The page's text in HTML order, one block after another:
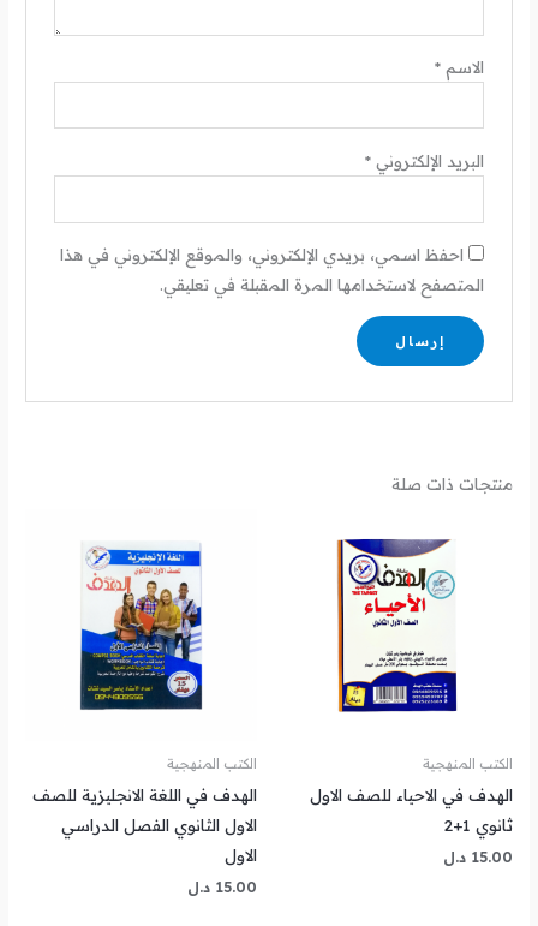
الاسم *
البريد الإلكتروني *
احفظ اسمي، بريدي الإلكتروني، والموقع الإلكتروني في هذا
المتصفح لاستخدامها المرة المقبلة في تعليقي.
منتجات ذات صلة
الكتب المنهجية
الهدف في الاحياء للصف الاول
ثانوي 1+2
15.00 د.ل
الكتب المنهجية
الهدف في اللغة الانجليزية للصف
الاول الثانوي الفصل الدراسي
الاول
15.00 د.ل